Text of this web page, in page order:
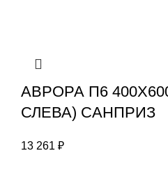
АВРОРА П6
СЛЕВА) САНПРИЗ
13 261 ₽